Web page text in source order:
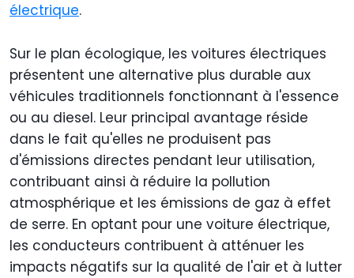
électrique.
Sur le plan écologique, les voitures électriques
présentent une alternative plus durable aux
véhicules traditionnels fonctionnant à l'essence
ou au diesel. Leur principal avantage réside
dans le fait qu'elles ne produisent pas
d'émissions directes pendant leur utilisation,
contribuant ainsi à réduire la pollution
atmosphérique et les émissions de gaz à effet
de serre. En optant pour une voiture électrique,
les conducteurs contribuent à atténuer les
impacts négatifs sur la qualité de l'air et à lutter